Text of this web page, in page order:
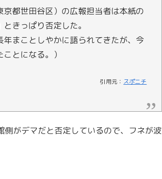
都世田谷区）の広報担当者は本紙の
きっぱり否定した。
年まことしやかに語られてきたが、今
とになる。）
引用元： スポニチ
がデマだと否定しているので、フネが波